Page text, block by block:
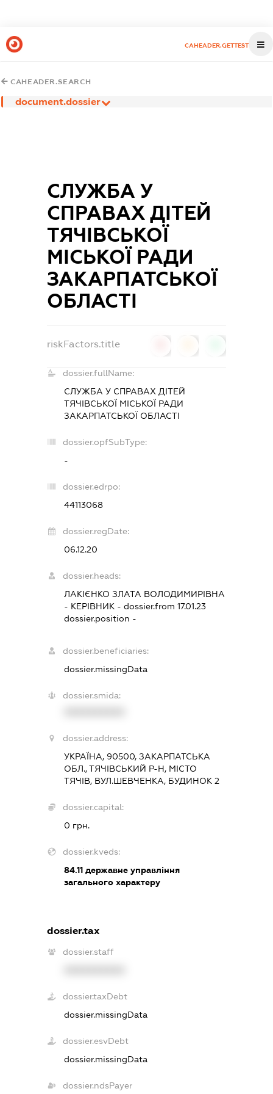
CAHEADER.GETTEST
CAHEADER.SEARCH
document.dossier
СЛУЖБА У
СПРАВАХ ДІТЕЙ
ТЯЧІВСЬКОЇ
МІСЬКОЇ РАДИ
ЗАКАРПАТСЬКОЇ
ОБЛАСТІ
riskFactors.title
dossier.fullName:
СЛУЖБА У СПРАВАХ ДІТЕЙ
ТЯЧІВСЬКОЇ МІСЬКОЇ РАДИ
ЗАКАРПАТСЬКОЇ ОБЛАСТІ
dossier.opfSubType:
-
dossier.edrpo:
44113068
dossier.regDate:
06.12.20
dossier.heads:
ЛАКІЄНКО ЗЛАТА ВОЛОДИМИРІВНА
- КЕРІВНИК - dossier.from 17.01.23
dossier.position -
dossier.beneficiaries:
dossier.missingData
dossier.smida:
dossier.address:
УКРАЇНА, 90500, ЗАКАРПАТСЬКА
ОБЛ., ТЯЧІВСЬКИЙ Р-Н, МІСТО
ТЯЧІВ, ВУЛ.ШЕВЧЕНКА, БУДИНОК 2
dossier.capital:
0 грн.
dossier.kveds:
84.11 державне управління
загального характеру
dossier.tax
dossier.staff
dossier.taxDebt
dossier.missingData
dossier.esvDebt
dossier.missingData
dossier.ndsPayer